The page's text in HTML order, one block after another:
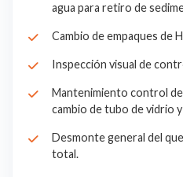
agua para retiro de
Cambio de empaques de
Inspección visual de
Mantenimiento control de
cambio de tubo de vidrio
Desmonte general del
total.